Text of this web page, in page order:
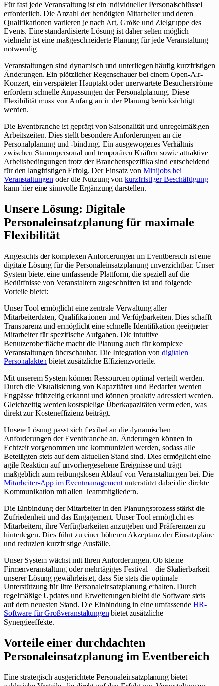
Für fast jede Veranstaltung ist ein individueller Personalschlüssel
erforderlich. Die Anzahl der benötigten Mitarbeiter und deren
Qualifikationen variieren je nach Art, Größe und Zielgruppe des
Events. Eine standardisierte Lösung ist daher selten möglich –
vielmehr ist eine maßgeschneiderte Planung für jede Veranstaltung
notwendig.
Veranstaltungen sind dynamisch und unterliegen häufig kurzfristigen
Änderungen. Ein plötzlicher Regenschauer bei einem Open-Air-
Konzert, ein verspäteter Hauptakt oder unerwartete Besucherströme
erfordern schnelle Anpassungen der Personalplanung. Diese
Flexibilität muss von Anfang an in der Planung berücksichtigt
werden.
Die Eventbranche ist geprägt von Saisonalität und unregelmäßigen
Arbeitszeiten. Dies stellt besondere Anforderungen an die
Personalplanung und -bindung. Ein ausgewogenes Verhältnis
zwischen Stammpersonal und temporären Kräften sowie attraktive
Arbeitsbedingungen trotz der Branchenspezifika sind entscheidend
für den langfristigen Erfolg. Der Einsatz von Minijobs bei
Veranstaltungen oder die Nutzung von kurzfristiger Beschäftigung
kann hier eine sinnvolle Ergänzung darstellen.
Unsere Lösung: Digitale
Personaleinsatzplanung für maximale
Flexibilität
Angesichts der komplexen Anforderungen im Eventbereich ist eine
digitale Lösung für die Personaleinsatzplanung unverzichtbar. Unser
System bietet eine umfassende Plattform, die speziell auf die
Bedürfnisse von Veranstaltern zugeschnitten ist und folgende
Vorteile bietet:
Unser Tool ermöglicht eine zentrale Verwaltung aller
Mitarbeiterdaten, Qualifikationen und Verfügbarkeiten. Dies schafft
Transparenz und ermöglicht eine schnelle Identifikation geeigneter
Mitarbeiter für spezifische Aufgaben. Die intuitive
Benutzeroberfläche macht die Planung auch für komplexe
Veranstaltungen überschaubar. Die Integration von digitalen
Personalakten bietet zusätzliche Effizienzvorteile.
Mit unserem System können Ressourcen optimal verteilt werden.
Durch die Visualisierung von Kapazitäten und Bedarfen werden
Engpässe frühzeitig erkannt und können proaktiv adressiert werden.
Gleichzeitig werden kostspielige Überkapazitäten vermieden, was
direkt zur Kosteneffizienz beiträgt.
Unsere Lösung passt sich flexibel an die dynamischen
Anforderungen der Eventbranche an. Änderungen können in
Echtzeit vorgenommen und kommuniziert werden, sodass alle
Beteiligten stets auf dem aktuellen Stand sind. Dies ermöglicht eine
agile Reaktion auf unvorhergesehene Ereignisse und trägt
maßgeblich zum reibungslosen Ablauf von Veranstaltungen bei. Die
Mitarbeiter-App im Eventmanagement unterstützt dabei die direkte
Kommunikation mit allen Teammitgliedern.
Die Einbindung der Mitarbeiter in den Planungsprozess stärkt die
Zufriedenheit und das Engagement. Unser Tool ermöglicht es
Mitarbeitern, ihre Verfügbarkeiten anzugeben und Präferenzen zu
hinterlegen. Dies führt zu einer höheren Akzeptanz der Einsatzpläne
und reduziert kurzfristige Ausfälle.
Unser System wächst mit Ihren Anforderungen. Ob kleine
Firmenveranstaltung oder mehrtägiges Festival – die Skalierbarkeit
unserer Lösung gewährleistet, dass Sie stets die optimale
Unterstützung für Ihre Personaleinsatzplanung erhalten. Durch
regelmäßige Updates und Erweiterungen bleibt die Software stets
auf dem neuesten Stand. Die Einbindung in eine umfassende HR-
Software für Großveranstaltungen bietet zusätzliche
Synergieeffekte.
Vorteile einer durchdachten
Personaleinsatzplanung im Eventbereich
Eine strategisch ausgerichtete Personaleinsatzplanung bietet